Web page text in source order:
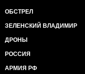
ОБСТРЕЛ
ЗЕЛЕНСКИЙ ВЛАДИМИР
ДРОНЫ
РОССИЯ
АРМИЯ РФ